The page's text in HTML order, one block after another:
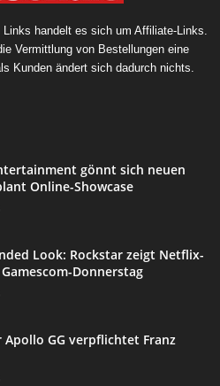
handelt es sich um Affiliate-Links.
Vermittlung von Bestellungen eine
Kunden ändert sich dadurch nichts.
gönnt sich neuen
Online-Showcase
Look: Rockstar zeigt Netflix-
Donnerstag
Apollo GG verpflichtet Franz